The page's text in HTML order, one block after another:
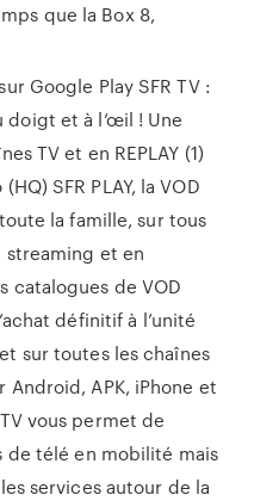
que la Box 8,
Google Play SFR TV :
doigt et à l’œil ! Une
TV et en REPLAY (1)
SFR PLAY, la VOD
la famille, sur tous
streaming et en
catalogues de VOD
définitif à l’unité
sur toutes les chaînes
Android, APK, iPhone et
vous permet de
de télé en mobilité mais
services autour de la